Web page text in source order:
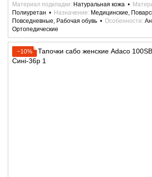
Материал подкладки
Натуральная кожа
Полиуретан
Назначение
Медицинские,
Повседневные, Рабочая обувь
Особенности
Ортопедические
−10%